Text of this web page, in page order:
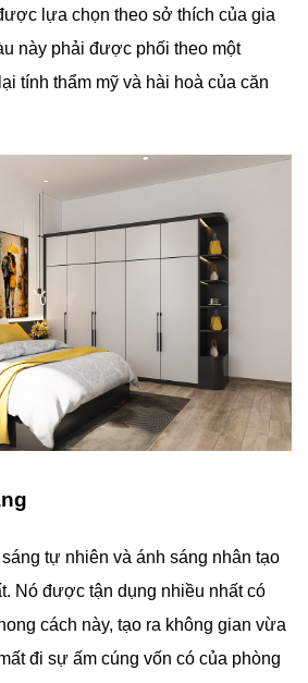
lựa chọn theo sở thích của gia
này phải được phối theo một
tính thẩm mỹ và hài hoà của căn
tự nhiên và ánh sáng nhân tạo
Nó được tận dụng nhiều nhất có
cách này, tạo ra không gian vừa
đi sự ấm cúng vốn có của phòng